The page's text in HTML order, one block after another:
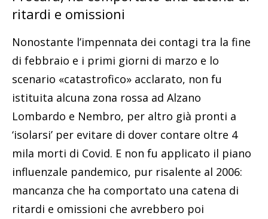
ritardi e omissioni
Nonostante l’impennata dei contagi tra la fine
di febbraio e i primi giorni di marzo e lo
scenario «catastrofico» acclarato, non fu
istituita alcuna zona rossa ad Alzano
Lombardo e Nembro, per altro già pronti a
‘isolarsi’ per evitare di dover contare oltre 4
mila morti di Covid. E non fu applicato il piano
influenzale pandemico, pur risalente al 2006:
mancanza che ha comportato una catena di
ritardi e omissioni che avrebbero poi